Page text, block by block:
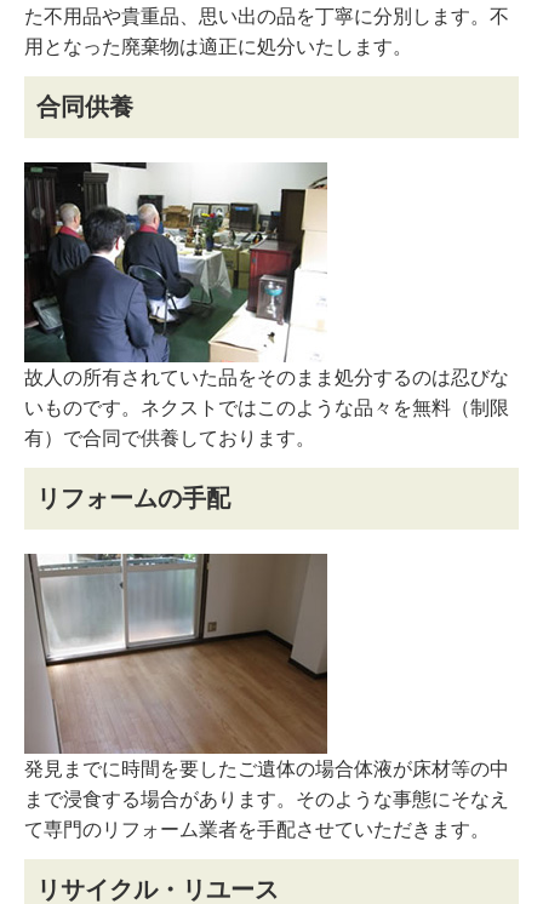
た不用品や貴重品、思い出の品を丁寧に分別します。不
用となった廃棄物は適正に処分いたします。
合同供養
故人の所有されていた品をそのまま処分するのは忍びな
いものです。ネクストではこのような品々を無料（制限
有）で合同で供養しております。
リフォームの手配
発見までに時間を要したご遺体の場合体液が床材等の中
まで浸食する場合があります。そのような事態にそなえ
て専門のリフォーム業者を手配させていただきます。
リサイクル・リユース